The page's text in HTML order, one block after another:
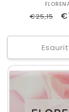
Prezzo
listino
€25,15